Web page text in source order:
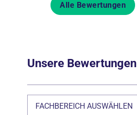
Alle Bewertungen
Unsere Bewertungen
FACHBEREICH AUSWÄHLEN